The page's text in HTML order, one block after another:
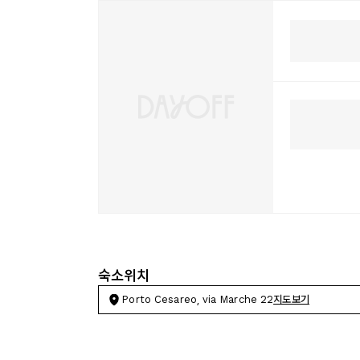
숙소위치
Porto Cesareo, via Marche 22지도보기